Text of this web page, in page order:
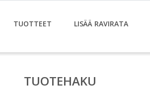
TUOTTEET LISÄÄ RAVIRATA
TUOTEHAKU